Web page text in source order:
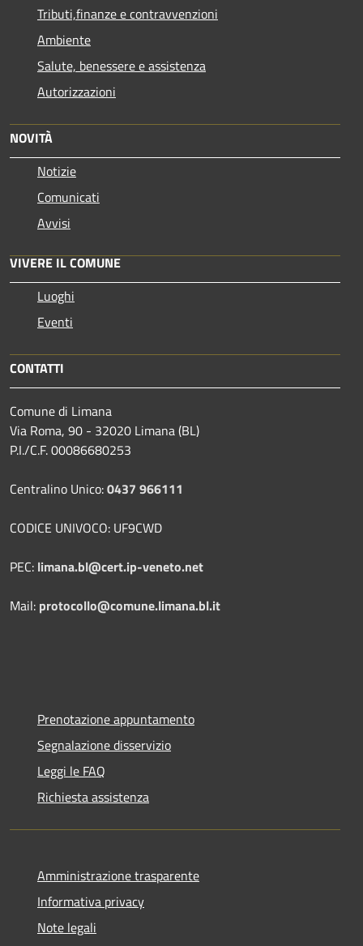
Tributi,finanze e contravvenzioni
Ambiente
Salute, benessere e assistenza
Autorizzazioni
NOVITÀ
Notizie
Comunicati
Avvisi
VIVERE IL COMUNE
Luoghi
Eventi
CONTATTI
Comune di Limana
Via Roma, 90 - 32020 Limana (BL)
P.I./C.F. 00086680253
Centralino Unico:0437 966111
CODICE UNIVOCO: UF9CWD
PEC: limana.bl@cert.ip-veneto.net
Mail: protocollo@comune.limana.bl.it
Prenotazione appuntamento
Segnalazione disservizio
Leggi le FAQ
Richiesta assistenza
Amministrazione trasparente
Informativa privacy
Note legali